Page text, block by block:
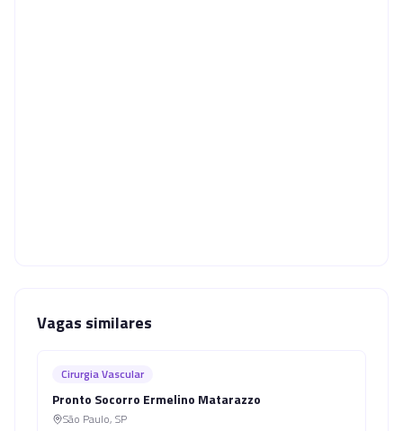
Vagas similares
Cirurgia Vascular
Pronto Socorro Ermelino Matarazzo
São Paulo, SP